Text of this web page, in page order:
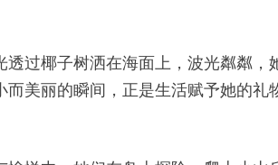
过椰子树洒在海面上，波光粼粼
美丽的瞬间，正是生活赋予她的